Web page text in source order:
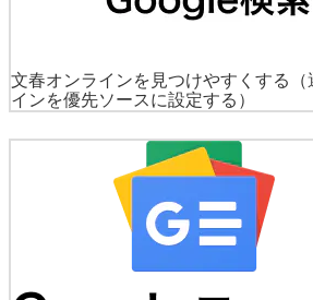
文春オンラインを見つけやすくする
インを優先ソースに設定する）